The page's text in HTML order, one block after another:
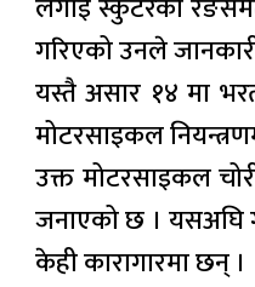
गरिएको उनले
यस्तै असार १४ मा
मोटरसाइकल
उक्त मोटरसाइकल
जनाएको छ । यसअघि
केही कारागारमा छन् ।